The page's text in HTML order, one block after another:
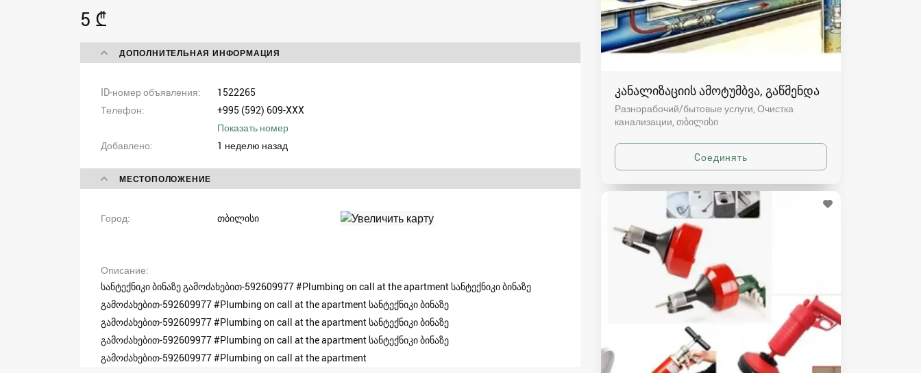
კანალიზაციის ამოტუმბვა, გაწმენდა
Разнорабочий/бытовые услуги, Очистка
канализации თბილისი
5 ₾
ДОПОЛНИТЕЛЬНАЯ ИНФОРМАЦИЯ
ID-номер объявления
1522265
Телефон
+995 (592) 609-XXX
Показать номер
Добавлено
1 неделю назад
МЕСТОПОЛОЖЕНИЕ
Город თბილისი
Описание
სანტექნიკი ბინაზე გამოძახებით-592609977 #Plumbing on call at the apartment სანტექნიკი ბინაზე
გამოძახებით-592609977 #Plumbing on call at the apartment სანტექნიკი ბინაზე
გამოძახებით-592609977 #Plumbing on call at the apartment სანტექნიკი ბინაზე
გამოძახებით-592609977 #Plumbing on call at the apartment სანტექნიკი ბინაზე
გამოძახებით-592609977 #Plumbing on call at the apartment